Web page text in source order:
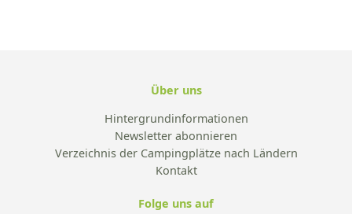
Über uns
Hintergrundinformationen
Newsletter abonnieren
Verzeichnis der Campingplätze nach Ländern
Kontakt
Folge uns auf